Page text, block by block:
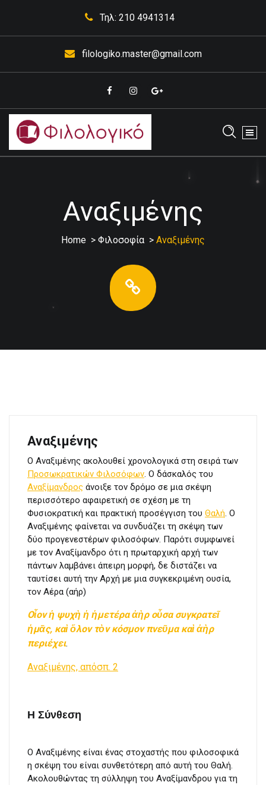
Τηλ: 210 4941314
filologiko.master@gmail.com
Έκθεσης Κορυδαλλός
Αναξιμένης
Home > Φιλοσοφία > Αναξιμένης
Αναξιμένης
Ο Αναξιμένης ακολουθεί χρονολογικά στη σειρά των
Προσωκρατικών Φιλοσόφων. Ο δάσκαλός του
Αναξίμανδρος άνοιξε τον δρόμο σε μια σκέψη
περισσότερο αφαιρετική σε σχέση με τη
Φυσιοκρατική και πρακτική προσέγγιση του Θαλή. Ο
Αναξιμένης φαίνεται να συνδυάζει τη σκέψη των
δύο προγενεστέρων φιλοσόφων. Παρότι συμφωνεί
με τον Αναξίμανδρο ότι η πρωταρχική αρχή των
πάντων λαμβάνει άπειρη μορφή, δε διστάζει να
ταυτίσει αυτή την Αρχή με μια συγκεκριμένη ουσία,
τον Αέρα (αήρ)
Οἷον ἡ ψυχὴ ἡ ἡμετέρα ἀὴρ οὖσα συγκρατεῖ
ἡμᾶς, καὶ ὅλον τὸν κόσμον πνεῦμα καὶ ἀὴρ
περιέχει.
Αναξιμένης, απόσπ. 2
Η Σύνθεση
Ο Αναξιμένης είναι ένας στοχαστής που φιλοσοφικά
η σκέψη του είναι συνθετότερη από αυτή του Θαλή.
Ακολουθώντας τη σύλληψη του Αναξίμανδρου για τη